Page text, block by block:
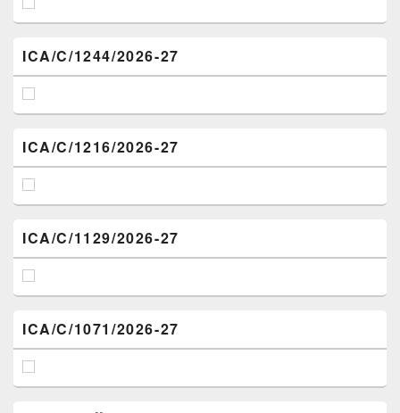
ICA/C/1244/2026-27
ICA/C/1216/2026-27
ICA/C/1129/2026-27
ICA/C/1071/2026-27